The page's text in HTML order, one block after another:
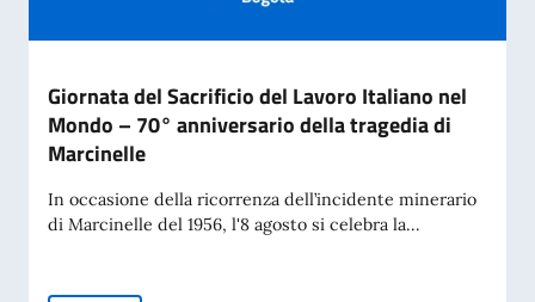
Giornata del Sacrificio del Lavoro Italiano nel
Mondo – 70° anniversario della tragedia di
Marcinelle
In occasione della ricorrenza dell’incidente minerario
di Marcinelle del 1956, l'8 agosto si celebra la...